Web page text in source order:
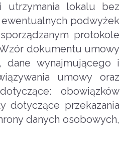
utrzymania lokalu bez
ewentualnych podwyżek
protokole
dokumentu umowy
dane wynajmującego i
umowy oraz
obowiązków
dotyczące przekazania
danych osobowych,